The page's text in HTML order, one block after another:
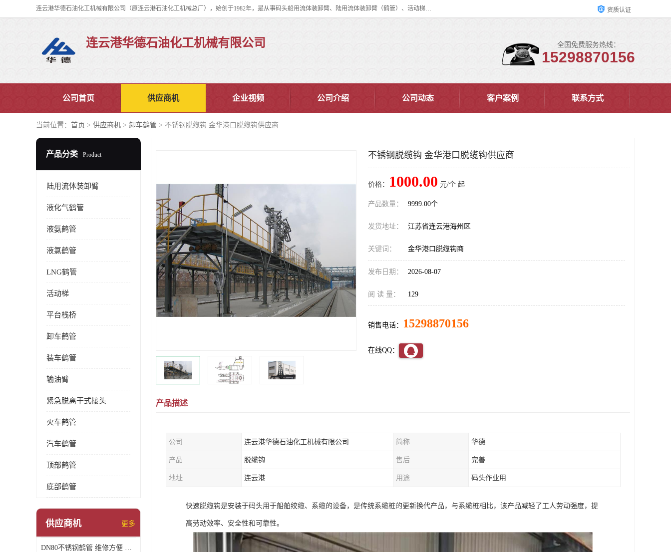
连云港华德石油化工机械有限公司（原连云港石油化工机械总厂），始创于1982年，是从事码头船用流体装卸臂、陆用流体装卸臂（鹤管）、活动梯、钢构平台、定量装车系统等全系列流体装卸设备的设计、制造、销售以及服务的专业供应商。 资质认证
连云港华德石油化工机械有限公司 全国免费服务热线：
15298870156
公司首页 供应商机 企业视频 公司介绍 公司动态 客户案例 联系方式
当前位置： 首页 > 供应商机 > 卸车鹤管 > 不锈钢脱缆钩 金华港口脱缆钩供应商
产品分类 Product
陆用流体装卸臂
液化气鹤管
液氨鹤管
液氯鹤管
LNG鹤管
活动梯
平台栈桥
卸车鹤管
装车鹤管
输油臂
紧急脱离干式接头
火车鹤管
汽车鹤管
顶部鹤管
底部鹤管
供应商机 更多
DN80不锈钢鹤管 维修方便 提高输送效率
不锈钢脱缆钩 金华港口脱缆钩供应商
价格： 1000.00 元/个 起
产品数量： 9999.00个
发货地址： 江苏省连云港海州区
关键词： 金华港口脱缆钩商
发布日期： 2026-08-07
阅 读 量： 129
销售电话： 15298870156
在线QQ：
产品描述
公司 连云港华德石油化工机械有限公司 简称 华德
产品 脱缆钩 售后 完善
地址 连云港 用途 码头作业用
快速脱缆钩是安装于码头用于船舶绞缆、系缆的设备，是传统系缆桩的更新换代产品，与系缆桩相比，该产品减轻了工人劳动强度，提
高劳动效率、安全性和可靠性。